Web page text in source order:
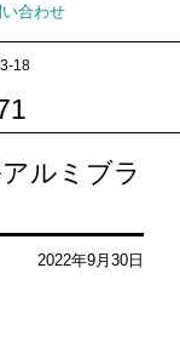
い合わせ
18
ルミブラ
2022年9月30日